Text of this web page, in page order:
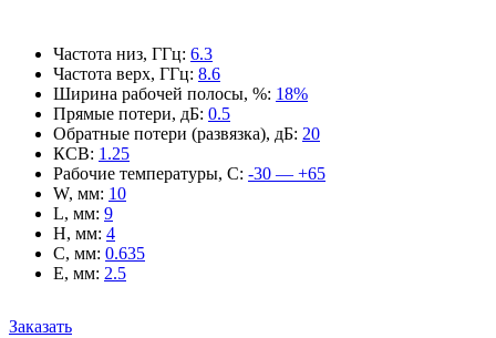
Частота низ, ГГц: 6.3
Частота верх, ГГц: 8.6
Ширина рабочей полосы, %: 18%
Прямые потери, дБ: 0.5
Обратные потери (развязка), дБ: 20
КСВ: 1.25
Рабочие температуры, С: -30 — +65
W, мм: 10
L, мм: 9
H, мм: 4
C, мм: 0.635
E, мм: 2.5
Заказать